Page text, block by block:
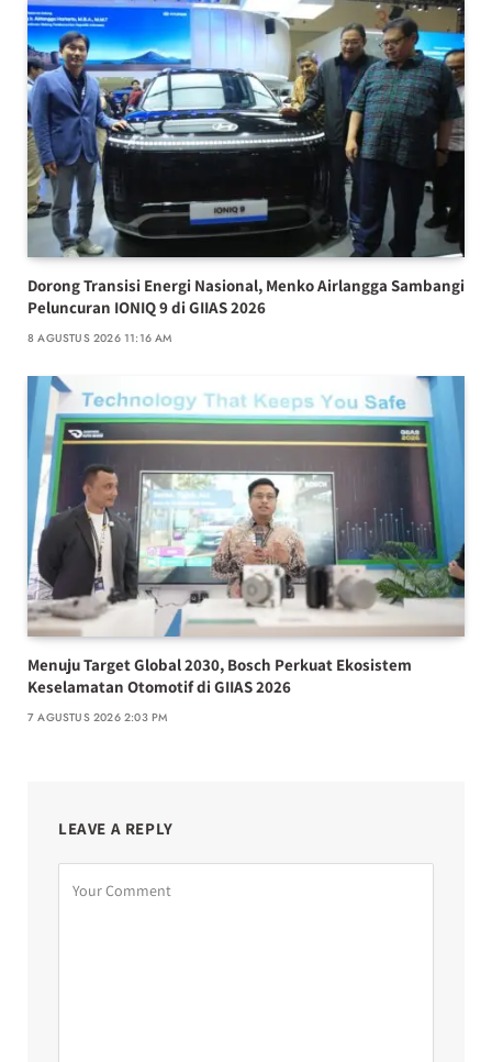
Dorong Transisi Energi Nasional, Menko Airlangga Sambangi
Peluncuran IONIQ 9 di GIIAS 2026
8 AGUSTUS 2026 11:16 AM
Menuju Target Global 2030, Bosch Perkuat Ekosistem
Keselamatan Otomotif di GIIAS 2026
7 AGUSTUS 2026 2:03 PM
LEAVE A REPLY